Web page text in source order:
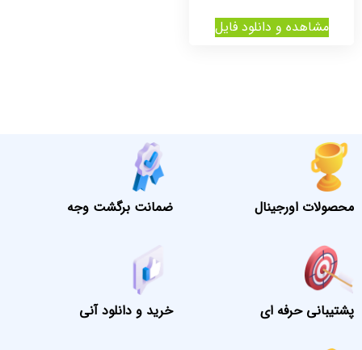
مشاهده و دانلود فایل
محصولات اورجینال ضمانت برگشت وجه
پشتیبانی حرفه ای خرید و دانلود آنی